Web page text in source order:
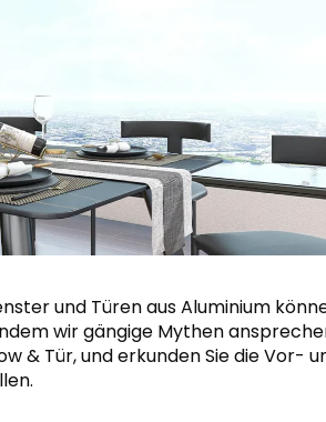
und Türen aus Aluminium
wir gängige Mythen
& Tür, und erkunden Sie die Vor-